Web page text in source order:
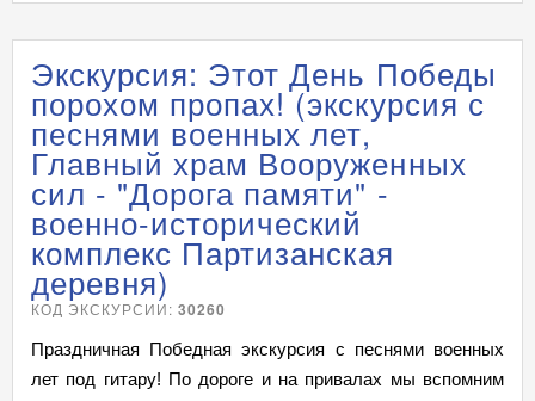
Экскурсия: Этот День Победы
порохом пропах! (экскурсия с
песнями военных лет,
Главный храм Вооруженных
сил - "Дорога памяти" -
военно-исторический
комплекс Партизанская
деревня)
КОД ЭКСКУРСИИ:30260
Праздничная Победная экскурсия с песнями военных
лет под гитару! По дороге и на привалах мы вспомним